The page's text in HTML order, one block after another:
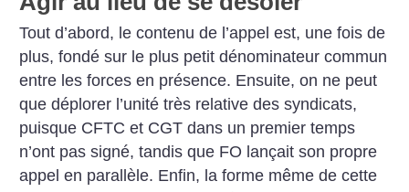
Tout d’abord, le contenu de l’appel est, une fois de
plus, fondé sur le plus petit dénominateur commun
entre les forces en présence. Ensuite, on ne peut
que déplorer l’unité très relative des syndicats,
puisque CFTC et CGT dans un premier temps
n’ont pas signé, tandis que FO lançait son propre
appel en parallèle. Enfin, la forme même de cette